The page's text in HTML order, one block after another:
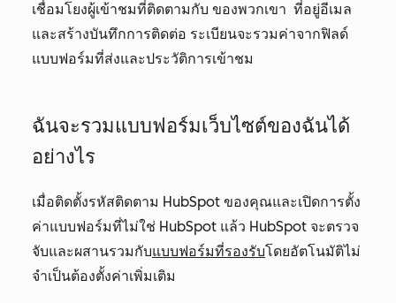
เชื่อมโยงผู้เข้าชมที่ติดตามกับ ของพวกเขา ที่อยู่อีเมล
และสร้างบันทึกการติดต่อ ระเบียนจะรวมค่าจากฟิลด์
แบบฟอร์มที่ส่งและประวัติการเข้าชม
ฉันจะรวมแบบฟอร์มเว็บไซต์ของฉันได้
อย่างไร
เมื่อติดตั้งรหัสติดตาม HubSpot ของคุณและเปิดการตั้ง
ค่าแบบฟอร์มที่ไม่ใช่ HubSpot แล้ว HubSpot จะตรวจ
จับและผสานรวมกับแบบฟอร์มที่รองรับโดยอัตโนมัติไม่
จำเป็นต้องตั้งค่าเพิ่มเติม